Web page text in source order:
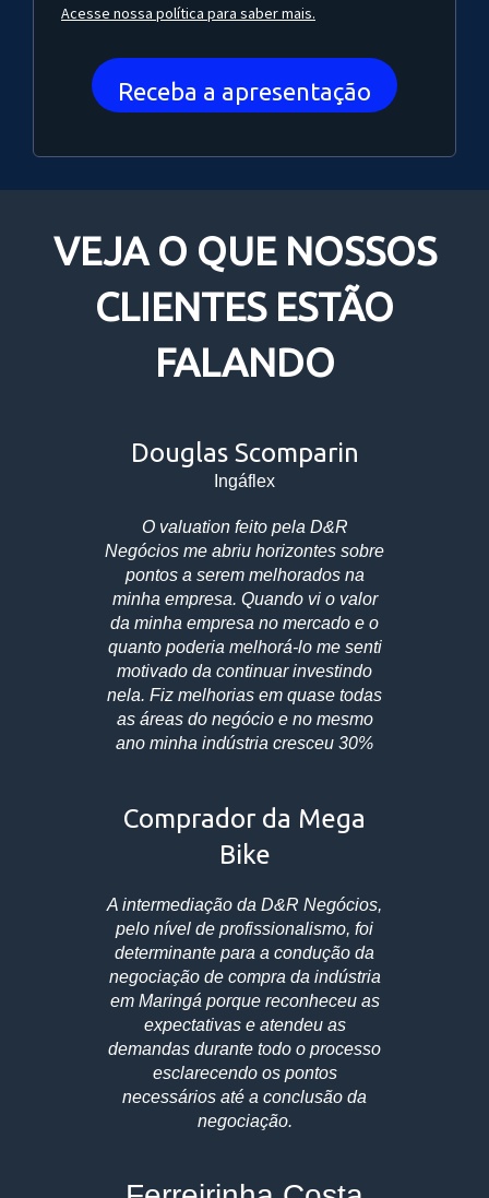
Acesse nossa política para saber mais.
Receba a apresentação
VEJA O QUE NOSSOS
CLIENTES ESTÃO
FALANDO
Douglas Scomparin
Ingáflex
O valuation feito pela D&R
Negócios me abriu horizontes sobre
pontos a serem melhorados na
minha empresa. Quando vi o valor
da minha empresa no mercado e o
quanto poderia melhorá-lo me senti
motivado da continuar investindo
nela. Fiz melhorias em quase todas
as áreas do negócio e no mesmo
ano minha indústria cresceu 30%
Comprador da Mega
Bike
A intermediação da D&R Negócios,
pelo nível de profissionalismo, foi
determinante para a condução da
negociação de compra da indústria
em Maringá porque reconheceu as
expectativas e atendeu as
demandas durante todo o processo
esclarecendo os pontos
necessários até a conclusão da
negociação.